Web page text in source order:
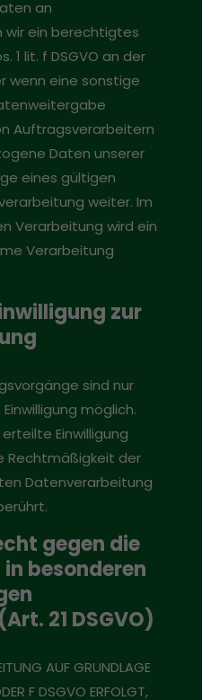
an
wir ein berechtigtes
1 lit. f DSGVO an der
wenn eine sonstige
Auftragsverarbeitern
Daten unserer
eines gültigen
weiter. Im
Verarbeitung wird ein
Verarbeitung
zur
sind nur
möglich.
Einwilligung
Rechtmäßigkeit der
Datenverarbeitung
gegen die
besonderen
21 DSGVO)
AUF GRUNDLAGE
F DSGVO ERFOLGT,